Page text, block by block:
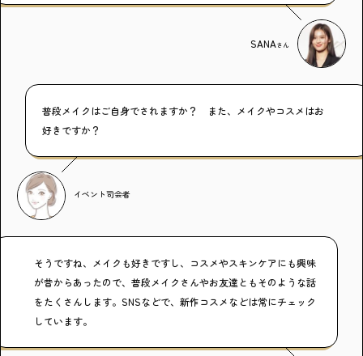
SANAさん
普段メイクはご自身でされますか？ また、メイクやコスメはお
好きですか？
イベント司会者
そうですね、メイクも好きですし、コスメやスキンケアにも興味
が昔からあったので、普段メイクさんやお友達ともそのような話
をたくさんします。SNSなどで、新作コスメなどは常にチェック
しています。